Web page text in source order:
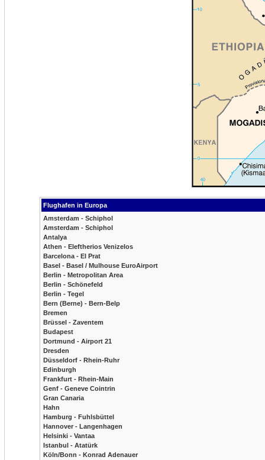
Flughafen in Europa
Amsterdam - Schiphol
Amsterdam - Schiphol
Antalya
Athen - Eleftherios Venizelos
Barcelona - El Prat
Basel - Basel / Mulhouse EuroAirport
Berlin - Metropolitan Area
Berlin - Schönefeld
Berlin - Tegel
Bern (Berne) - Bern-Belp
Bremen
Brüssel - Zaventem
Budapest
Dortmund - Airport 21
Dresden
Düsseldorf - Rhein-Ruhr
Edinburgh
Frankfurt - Rhein-Main
Genf - Geneve Cointrin
Gran Canaria
Hahn
Hamburg - Fuhlsbüttel
Hannover - Langenhagen
Helsinki - Vantaa
Istanbul - Atatürk
Köln/Bonn - Konrad Adenauer